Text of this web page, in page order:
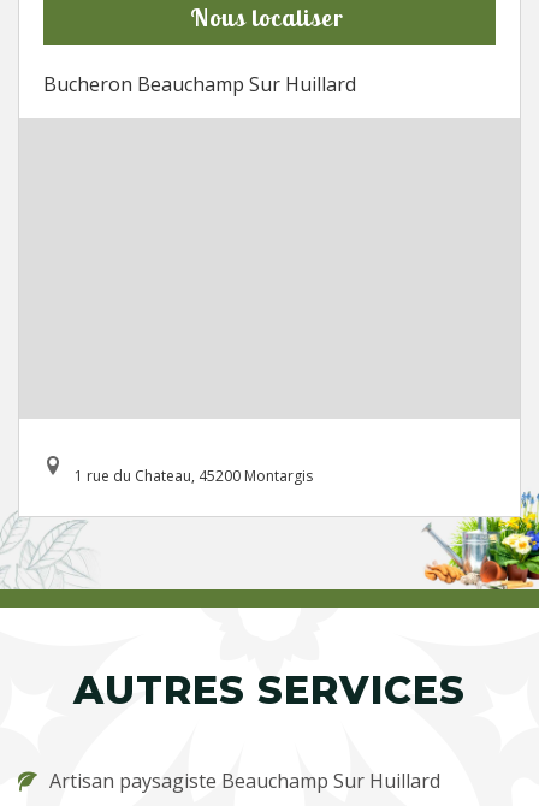
Nous localiser
Bucheron Beauchamp Sur Huillard
1 rue du Chateau, 45200 Montargis
AUTRES SERVICES
Artisan paysagiste Beauchamp Sur Huillard